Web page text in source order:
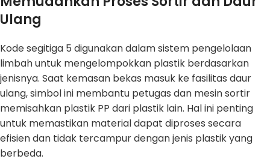
Ulang
Kode segitiga 5 digunakan dalam sistem pengelolaan
limbah untuk mengelompokkan plastik berdasarkan
jenisnya. Saat kemasan bekas masuk ke fasilitas daur
ulang, simbol ini membantu petugas dan mesin sortir
memisahkan plastik PP dari plastik lain. Hal ini penting
untuk memastikan material dapat diproses secara
efisien dan tidak tercampur dengan jenis plastik yang
berbeda.